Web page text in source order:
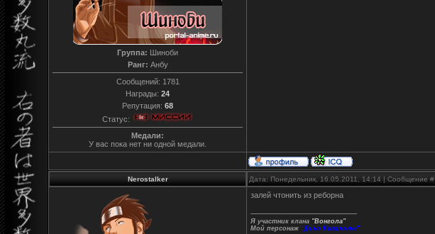
Группа: Шиноби
Ранг: Анбу
Сообщений: 1781
Награды: 24
Репутация: 68
Статус:
Медали:
У вас пока нет ни одной медали.
Nerostalker Дата: Понедельник, 16.05.2011, 14:14 | Сообщение #
залей чтонить из реборна
Я участник клана "Вонгола"
Мой персонаж "Дино Кавалонне"